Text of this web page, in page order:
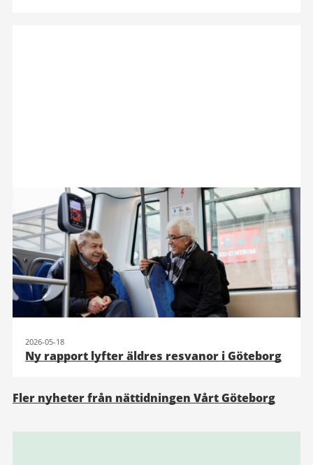
2026-05-18
Ny rapport lyfter äldres resvanor i Göteborg
Fler nyheter från nättidningen Vårt Göteborg